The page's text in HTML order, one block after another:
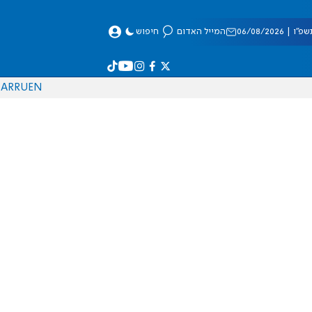
08/2026 המייל האדום חיפוש
EN
RU
AR